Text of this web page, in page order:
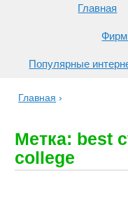
Главная
Популярные
Главная ›
Метка: best
college